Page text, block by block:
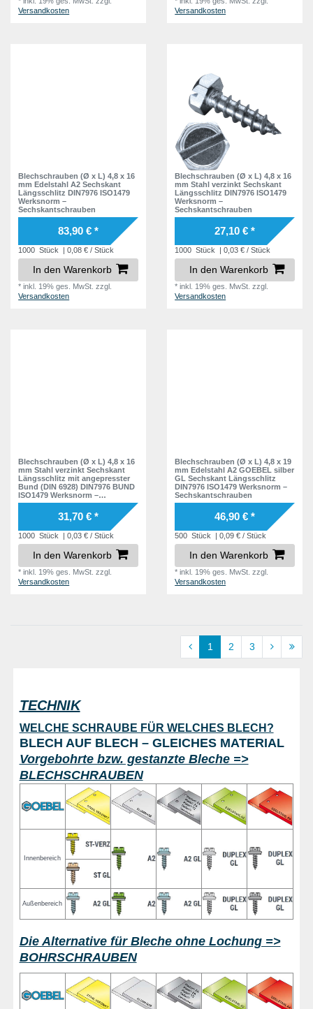
Versandkosten
Versandkosten
Blechschrauben (Ø x L) 4,8 x 16
mm Edelstahl A2 Sechskant
Längsschlitz DIN7976 ISO1479
Werksnorm –
Sechskantschrauben
83,90 € *
1000 Stück | 0,08 € / Stück
In den Warenkorb
*inkl. 19% ges. MwSt. zzgl.
Versandkosten
Blechschrauben (Ø x L) 4,8 x 16
mm Stahl verzinkt Sechskant
Längsschlitz DIN7976 ISO1479
Werksnorm –
Sechskantschrauben
27,10 € *
1000 Stück | 0,03 € / Stück
In den Warenkorb
*inkl. 19% ges. MwSt. zzgl.
Versandkosten
Blechschrauben (Ø x L) 4,8 x 16
mm Stahl verzinkt Sechskant
Längsschlitz mit angepresster
Bund (DIN 6928) DIN7976 BUND
ISO1479 Werksnorm –
Sechskantschrauben
31,70 € *
1000 Stück | 0,03 € / Stück
In den Warenkorb
*inkl. 19% ges. MwSt. zzgl.
Versandkosten
Blechschrauben (Ø x L) 4,8 x 19
mm Edelstahl A2 GOEBEL silber
GL Sechskant Längsschlitz
DIN7976 ISO1479 Werksnorm –
Sechskantschrauben
46,90 € *
500 Stück | 0,09 € / Stück
In den Warenkorb
*inkl. 19% ges. MwSt. zzgl.
Versandkosten
1 2 3
TECHNIK
WELCHE SCHRAUBE FÜR WELCHES BLECH?
BLECH AUF BLECH – GLEICHES MATERIAL
Vorgebohrte bzw. gestanzte Bleche =>
BLECHSCHRAUBEN
Innenbereich
Außenbereich
Die Alternative für Bleche ohne Lochung =>
BOHRSCHRAUBEN